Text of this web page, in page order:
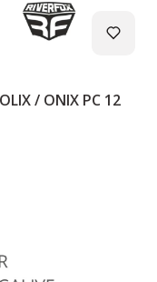
/ ONIX PC 12